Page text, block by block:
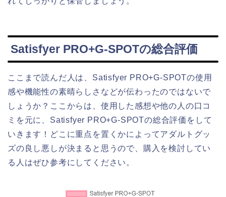
Satisfyer PRO+G-SPOTの総合評価
ここまで読んだ人は、Satisfyer PRO+G-SPOTの使用
感や機能性の素晴らしさなどが伝わったのではないで
しょうか？ここからは、使用した感想や他の人の口コ
ミを元に、Satisfyer PRO+G-SPOTの総合評価をして
いきます！どこに重点を置くかによってアダルトグッ
ズの良し悪しが決まると思うので、購入を検討してい
る人はぜひ参考にしてください。